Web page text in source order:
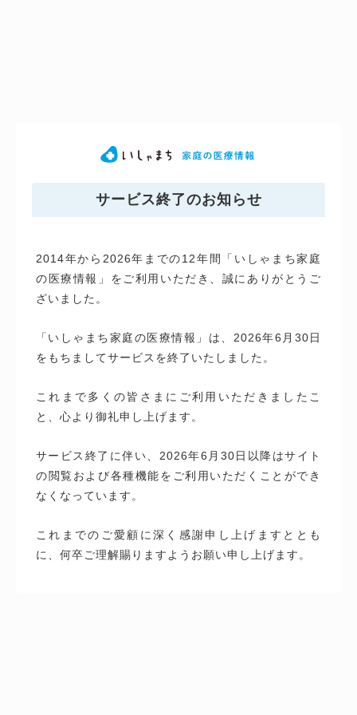
サービス終了のお知らせ
2014年から2026年までの12年間「いしゃまち家庭
の医療情報」をご利用いただき、誠にありがとうご
ざいました。
「いしゃまち家庭の医療情報」は、2026年6月30日
をもちましてサービスを終了いたしました。
これまで多くの皆さまにご利用いただきましたこ
と、心より御礼申し上げます。
サービス終了に伴い、2026年6月30日以降はサイト
の閲覧および各種機能をご利用いただくことができ
なくなっています。
これまでのご愛顧に深く感謝申し上げますととも
に、何卒ご理解賜りますようお願い申し上げます。